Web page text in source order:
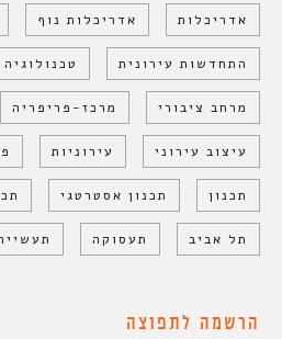
אדריכלות אדריכלות נוף
התחדשות עירונית טכנולוגיה
מרחב ציבורי מרכז-פריפריה
עיצוב עירוני עירוניות
תכנון תכנון אסטרטגי
תל אביב תעסוקה
הרשמה לתפוצה